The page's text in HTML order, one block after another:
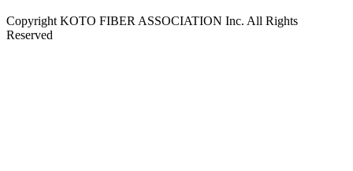
Copyright KOTO FIBER ASSOCIATION Inc. All Rights
Reserved